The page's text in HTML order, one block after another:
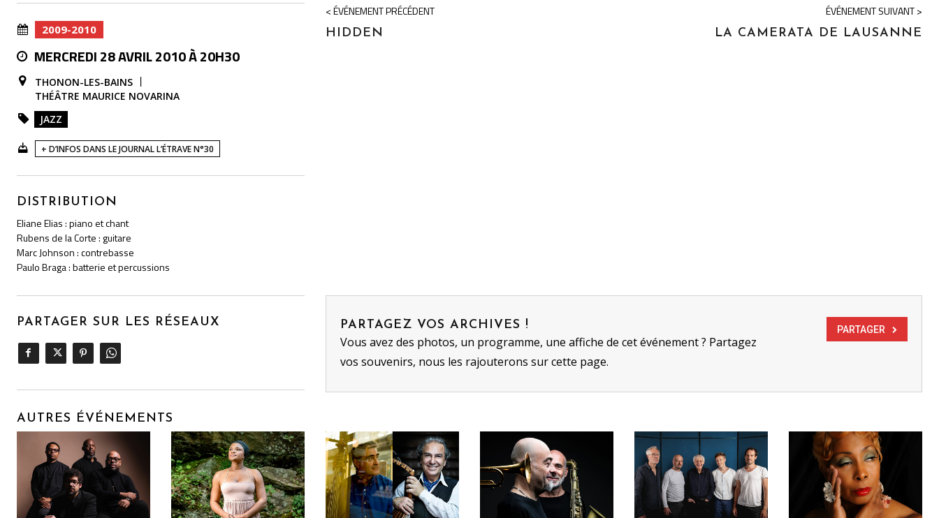
2009-2010
MERCREDI 28 AVRIL 2010 À 20H30
THONON-LES-BAINS
THÉÂTRE MAURICE NOVARINA
JAZZ
+ D’INFOS DANS LE JOURNAL L’ÉTRAVE N°30
DISTRIBUTION
Eliane Elias : piano et chant
Rubens de la Corte : guitare
Marc Johnson : contrebasse
Paulo Braga : batterie et percussions
< ÉVÉNEMENT PRÉCÉDENT
HIDDEN
ÉVÉNEMENT SUIVANT >
LA CAMERATA DE LAUSANNE
PARTAGER SUR LES RÉSEAUX PARTAGEZ VOS ARCHIVES !
Vous avez des photos, un programme, une affiche de cet événement ? Partagez
vos souvenirs, nous les rajouterons sur cette page.
PARTAGER
AUTRES ÉVÉNEMENTS